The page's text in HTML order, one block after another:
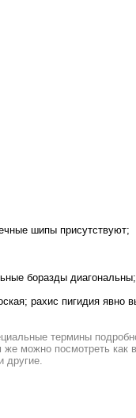
шипы присутствуют;
боразды диагональны;
рахис пигидия явно
термины
же можно посмотреть как
другие.